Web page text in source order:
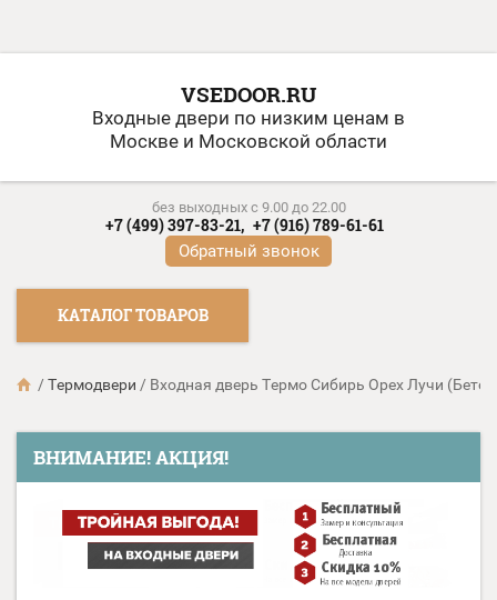
VSEDOOR.RU
Входные двери по низким ценам в
Москве и Московской области
без выходных c 9.00 до 22.00
+7 (499) 397-83-21, +7 (916) 789-61-61
Обратный звонок
КАТАЛОГ ТОВАРОВ
/ Термодвери / Входная дверь Термо Сибирь Орех Лучи
ВНИМАНИЕ! АКЦИЯ!